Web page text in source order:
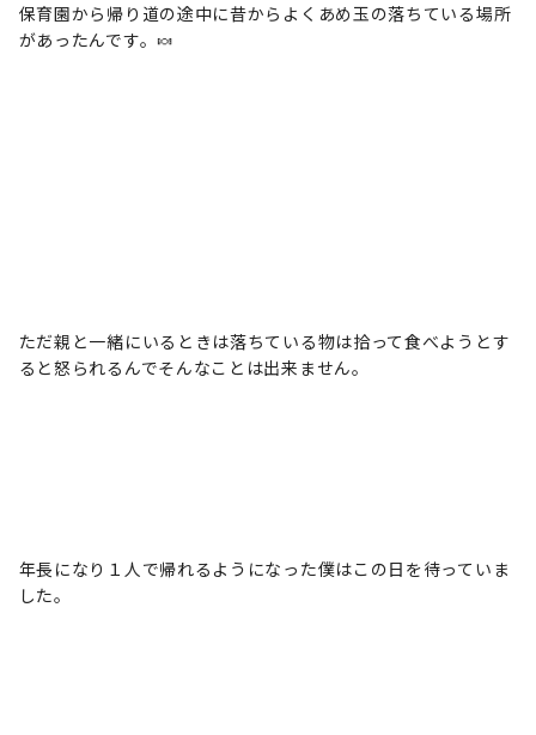
保育園から帰り道の途中に昔からよくあめ玉の落ちている場所
があったんです。🍬
ただ親と一緒にいるときは落ちている物は拾って食べようとす
ると怒られるんでそんなことは出来ません。
年長になり１人で帰れるようになった僕はこの日を待っていま
した。